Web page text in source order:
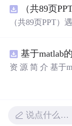
在无外部电网支
合人群：具备电
的电气工程及相
景及目标：①用
的建模与仿真分
压稳定控制与储
构及其参数整
（共89页PPT）
基于matlab
资 源 简 介 基于
结果。识别过
确率。此外，
说点什么…